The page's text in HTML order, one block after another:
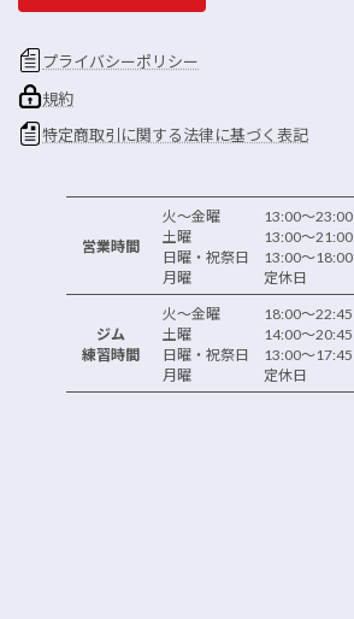
プライバシーポリシー
規約
特定商取引に関する法律に基づく表記
営業時間
火～金曜 13:00～23:00
土曜 13:00～21:00
日曜・祝祭日 13:00～18:00
月曜 定休日
ジム
練習時間
火～金曜 18:00～22:45
土曜 14:00～20:45
日曜・祝祭日 13:00～17:45
月曜 定休日